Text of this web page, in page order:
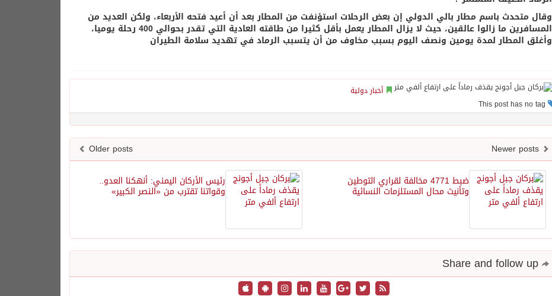
وقال متحدث باسم مطار بالي الدولي إن بعض الرحلات استؤنفت من المطار بعد أن أعيد فتحه الأربعاء، ولكن العديد من
المسافرين ما زالوا عالقين، حيث لا يزال المطار يعمل بأقل كثيرا من طاقته العادية التي تقدر بحوالي 400 رحلة يوميا،
وأغلق المطار لمدة يومين ونصف اليوم بسبب مخاوف من أن يتسبب الرماد في تهديد سلامة الطيران
أخبار دولية
Older posts
رئيس الأركان اليمني: أنهكنا العدو..
وقواتنا تقترب من «النصر الكبير»
ضبط 4771 مخالفة لقراري التوطين
وتأنيث محال المستلزمات النسائية